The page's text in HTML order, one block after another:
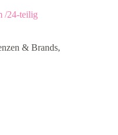
/24-teilig
& Brands,